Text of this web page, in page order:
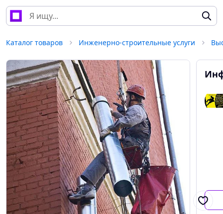
Каталог товаров Инженерно-строительные услуги